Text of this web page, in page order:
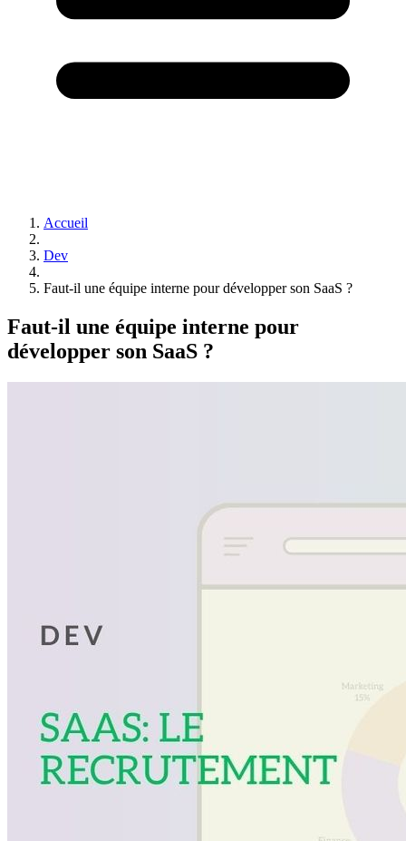
Accueil
Dev
Faut-il une équipe interne pour développer son SaaS ?
Faut-il une équipe interne pour
développer son SaaS ?